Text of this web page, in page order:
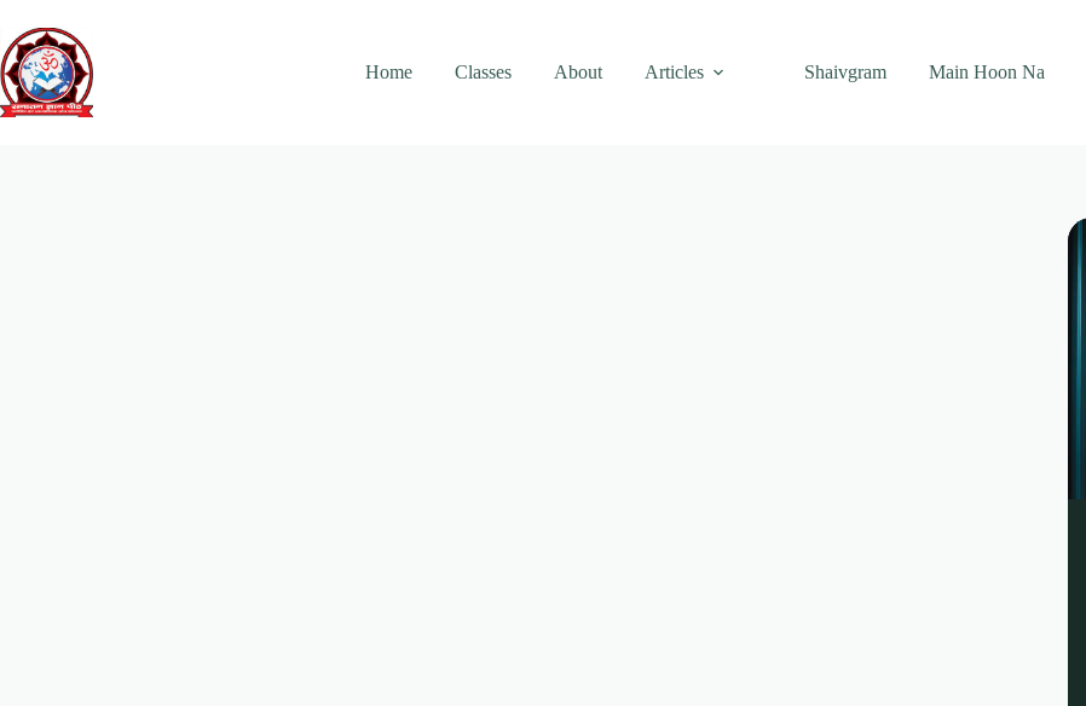
content
Home
Classes About Articles Shaivgram Main Hoon Na